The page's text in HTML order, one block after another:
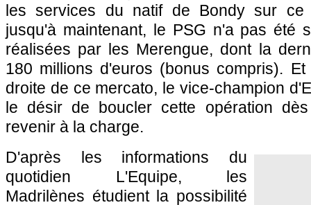
les services du natif de Bondy sur ce
jusqu'à maintenant, le PSG n'a pas été
réalisées par les Merengue, dont la
180 millions d'euros (bonus compris).
droite de ce mercato, le vice-champion
le désir de boucler cette opération
revenir à la charge.
D'après les informations du
quotidien L'Equipe, les
Madrilènes étudient la possibilité